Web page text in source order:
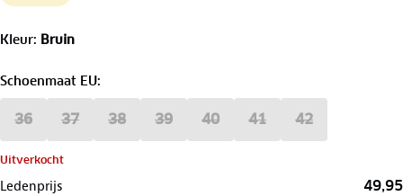
Kleur: Bruin
Schoenmaat EU:
36 37 38 39 40 41 42
Uitverkocht
Ledenprijs 49,95